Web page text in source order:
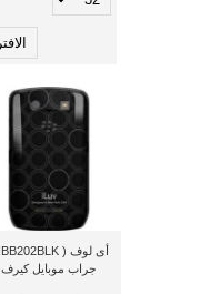
جراب موبايل كيرف